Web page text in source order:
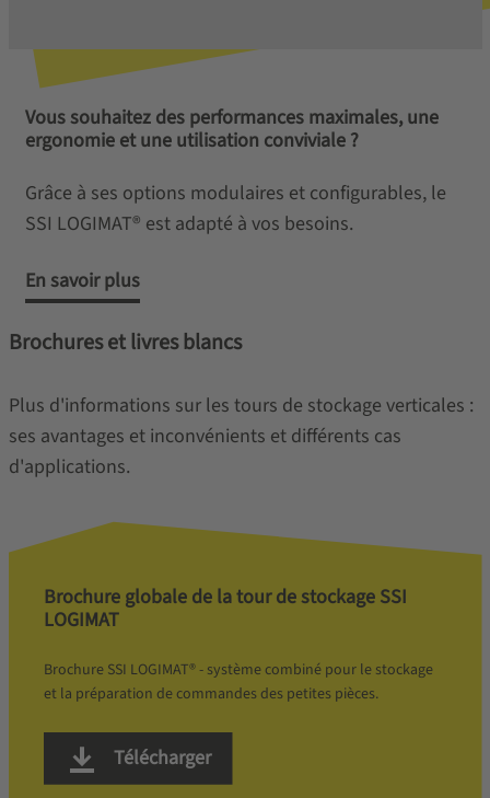
Vous souhaitez des performances maximales, une
ergonomie et une utilisation conviviale ?
Grâce à ses options modulaires et configurables, le
SSI LOGIMAT® est adapté à vos besoins.
En savoir plus
Brochures et livres blancs
Plus d'informations sur les tours de stockage verticales :
ses avantages et inconvénients et différents cas
d'applications.
Brochure globale de la tour de stockage SSI
LOGIMAT
Brochure SSI LOGIMAT® - système combiné pour le stockage
et la préparation de commandes des petites pièces.
Télécharger